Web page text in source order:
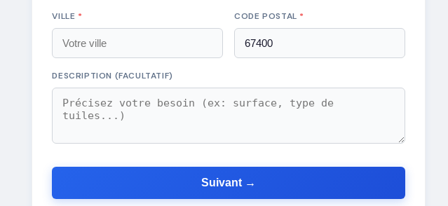
VILLE * CODE POSTAL *
DESCRIPTION (FACULTATIF)
Suivant →